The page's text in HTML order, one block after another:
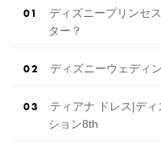
ディズニープリンセ
ター？
ディズニーウェディ
ティアナ ドレス|デ
ション8th